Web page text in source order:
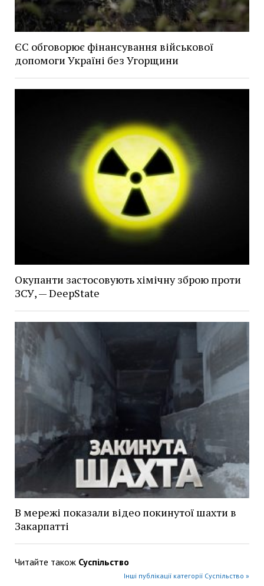
ЄС обговорює фінансування військової
допомоги Україні без Угорщини
Окупанти застосовують хімічну зброю проти
ЗСУ, — DeepState
В мережі показали відео покинутої шахти в
Закарпатті
Читайте також Суспільство
Інші публікації категорії Суспільство »